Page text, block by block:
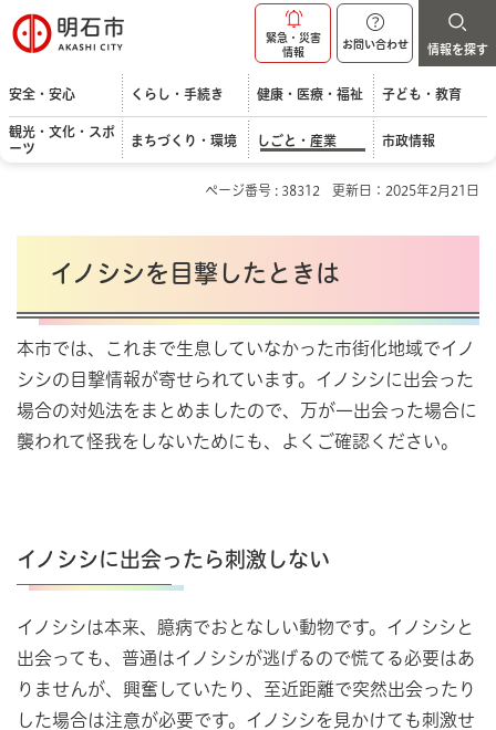
明石市
緊急・災害
情報
お問い合わせ 情報を探す
安全・安心 くらし・手続き 健康・医療・福祉 子ども・教育
観光・文化・スポ
ーツ
まちづくり・環境 しごと・産業 市政情報
ページ番号 : 38312 更新日：2025年2月21日
イノシシを目撃したときは
本市では、これまで生息していなかった市街化地域でイノ
シシの目撃情報が寄せられています。イノシシに出会った
場合の対処法をまとめましたので、万が一出会った場合に
襲われて怪我をしないためにも、よくご確認ください。
イノシシに出会ったら刺激しない
イノシシは本来、臆病でおとなしい動物です。イノシシと
出会っても、普通はイノシシが逃げるので慌てる必要はあ
りませんが、興奮していたり、至近距離で突然出会ったり
した場合は注意が必要です。イノシシを見かけても刺激せ